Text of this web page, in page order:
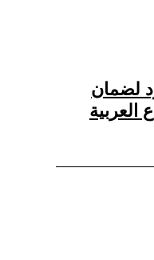
لضمان
العربية